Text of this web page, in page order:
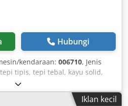
Hubungi
kendaraan: 006710, Jenis
tipis, tepi tebal, kayu solid,
udara panas Profil joining: ya Unit
Tspfx Af Usf Kecepatan umpan
Iklan kecil